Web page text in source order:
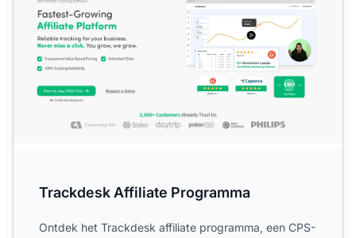
Trackdesk Affiliate Programma
Ontdek het Trackdesk affiliate programma, een CPS-